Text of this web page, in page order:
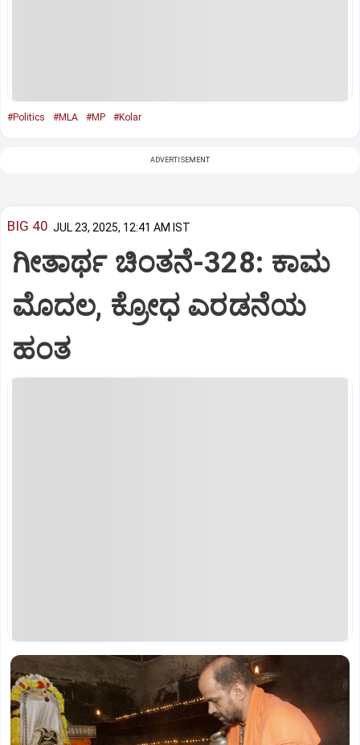
#Politics #MLA #MP #Kolar
ADVERTISEMENT
BIG 40 JUL 23, 2025, 12:41 AM IST
ಗೀತಾರ್ಥ ಚಿಂತನೆ-328: ಕಾಮ
ಮೊದಲ, ಕ್ರೋಧ ಎರಡನೆಯ
ಹಂತ